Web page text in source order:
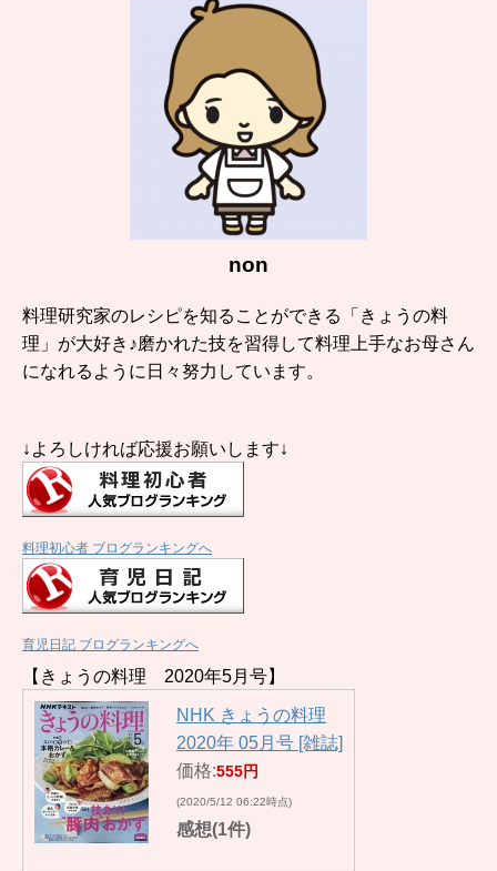
non
料理研究家のレシピを知ることができる「きょうの料
理」が大好き♪磨かれた技を習得して料理上手なお母さん
になれるように日々努力しています。
↓よろしければ応援お願いします↓
料理初心者 ブログランキングへ
育児日記 ブログランキングへ
【きょうの料理 2020年5月号】
NHK きょうの料理
2020年 05月号 [雑誌]
価格:555円
(2020/5/12 06:22時点)
感想(1件)